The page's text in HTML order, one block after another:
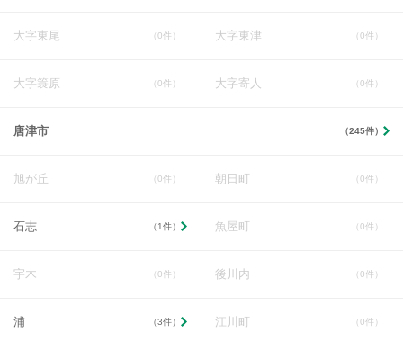
大字東尾 （0件） 大字東津 （0件）
大字簑原 （0件） 大字寄人 （0件）
唐津市 （245件）
旭が丘 （0件） 朝日町 （0件）
石志 （1件） 魚屋町 （0件）
宇木 （0件） 後川内 （0件）
浦 （3件） 江川町 （0件）